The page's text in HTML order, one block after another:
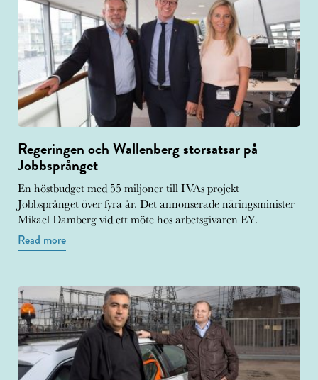
Regeringen och Wallenberg storsatsar på
Jobbsprånget
En höstbudget med 55 miljoner till IVAs projekt
Jobbsprånget över fyra år. Det annonserade näringsminister
Mikael Damberg vid ett möte hos arbetsgivaren EY.
Read more